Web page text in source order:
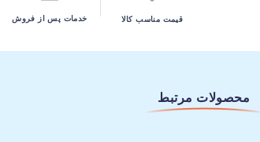
قیمت مناسب کالا خدمات پس از فروش
محصولات مرتبط